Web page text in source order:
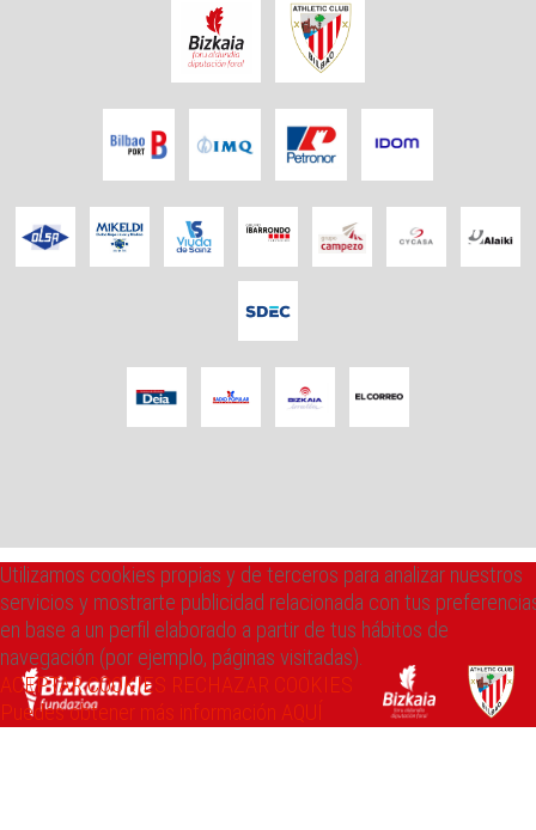
Utilizamos cookies propias y de terceros para analizar nuestros
servicios y mostrarte publicidad relacionada con tus
en base a un perfil elaborado a partir de tus hábitos de
navegación (por ejemplo, páginas visitadas).
ACEPTAR COOKIES RECHAZAR COOKIES
Puedes obtener más información AQUÍ